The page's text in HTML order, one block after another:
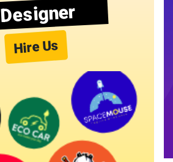
Designer
Hire Us